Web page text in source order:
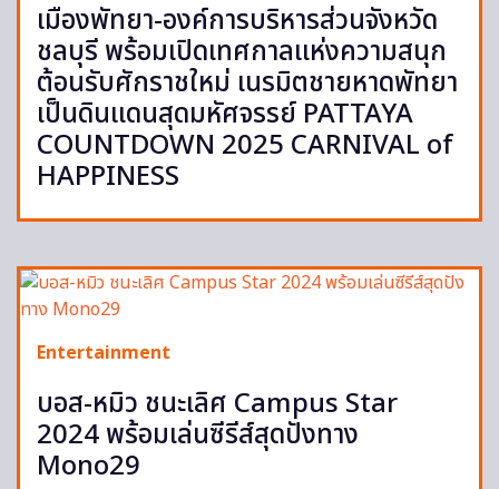
เมืองพัทยา-องค์การบริหารส่วนจังหวัด
ชลบุรี พร้อมเปิดเทศกาลแห่งความสนุก
ต้อนรับศักราชใหม่ เนรมิตชายหาดพัทยา
เป็นดินแดนสุดมหัศจรรย์ PATTAYA
COUNTDOWN 2025 CARNIVAL of
HAPPINESS
Entertainment
บอส-หมิว ชนะเลิศ Campus Star
2024 พร้อมเล่นซีรีส์สุดปังทาง
Mono29